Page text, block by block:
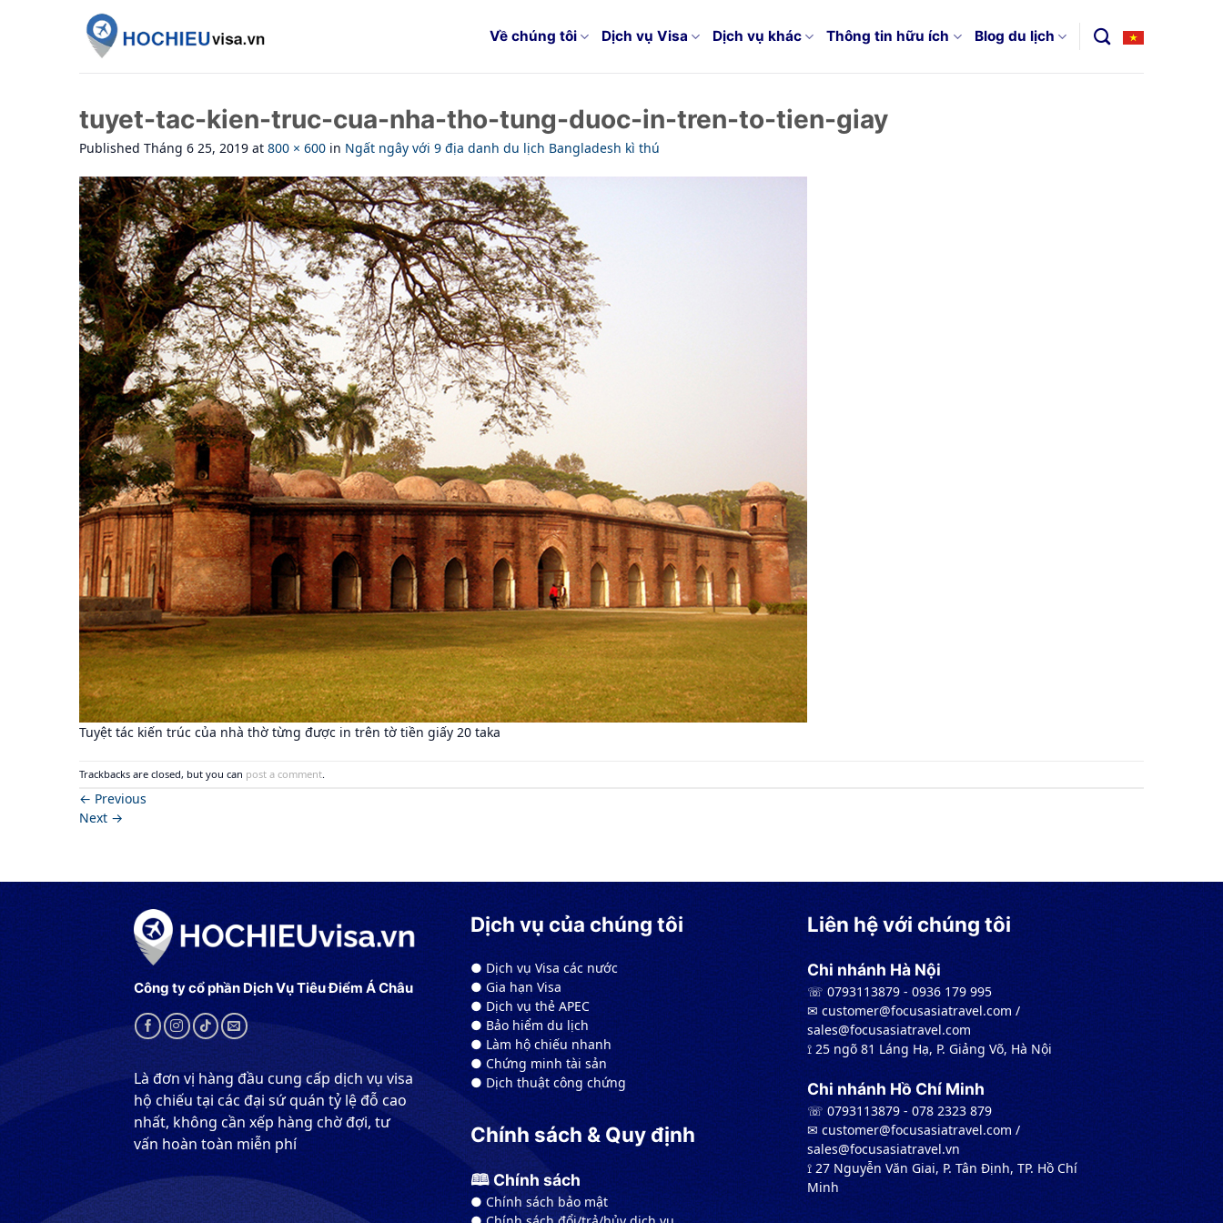
Về chúng tôi Dịch vụ Visa Dịch vụ khác Thông tin hữu ích Blog du lịch
tuyet-tac-kien-truc-cua-nha-tho-tung-duoc-in-tren-to-tien-giay
Published Tháng 6 25, 2019 at 800 × 600 in Ngất ngây với 9 địa danh du lịch Bangladesh kì thú
Tuyệt tác kiến trúc của nhà thờ từng được in trên tờ tiền giấy 20 taka
Trackbacks are closed, but you can post a comment
← Previous
Next →
Công ty cổ phần Dịch Vụ Tiêu Điểm Á Châu
Là đơn vị hàng đầu cung cấp dịch vụ visa
hộ chiếu tại các đại sứ quán tỷ lệ đỗ cao
nhất, không cần xếp hàng chờ đợi, tư
vấn hoàn toàn miễn phí
Dịch vụ của chúng tôi
● Dịch vụ Visa các nước
● Gia hạn Visa
● Dịch vụ thẻ APEC
● Bảo hiểm du lịch
● Làm hộ chiếu nhanh
● Chứng minh tài sản
● Dịch thuật công chứng
Chính sách & Quy định
🕮 Chính sách
● Chính sách bảo mật
Liên hệ với chúng tôi
Chi nhánh Hà Nội
☏ 0793113879 - 0936 179 995
✉︎ customer@focusasiatravel.com /
sales@focusasiatravel.com
⟟ 25 ngõ 81 Láng Hạ, P. Giảng Võ, Hà Nội
Chi nhánh Hồ Chí Minh
☏ 0793113879 - 078 2323 879
✉︎ customer@focusasiatravel.com /
sales@focusasiatravel.vn
⟟ 27 Nguyễn Văn Giai, P. Tân Định, TP. Hồ Chí
Minh